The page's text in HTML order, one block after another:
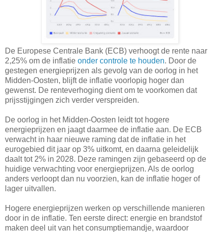
De Europese Centrale Bank (ECB) verhoogt de rente naar
2,25% om de inflatie onder controle te houden. Door de
gestegen energieprijzen als gevolg van de oorlog in het
Midden-Oosten, blijft de inflatie voorlopig hoger dan
gewenst. De renteverhoging dient om te voorkomen dat
prijsstijgingen zich verder verspreiden.
De oorlog in het Midden-Oosten leidt tot hogere
energieprijzen en jaagt daarmee de inflatie aan. De ECB
verwacht in haar nieuwe raming dat de inflatie in het
eurogebied dit jaar op 3% uitkomt, en daarna geleidelijk
daalt tot 2% in 2028. Deze ramingen zijn gebaseerd op de
huidige verwachting voor energieprijzen. Als de oorlog
anders verloopt dan nu voorzien, kan de inflatie hoger of
lager uitvallen.
Hogere energieprijzen werken op verschillende manieren
door in de inflatie. Ten eerste direct: energie en brandstof
maken deel uit van het consumptiemandje, waardoor